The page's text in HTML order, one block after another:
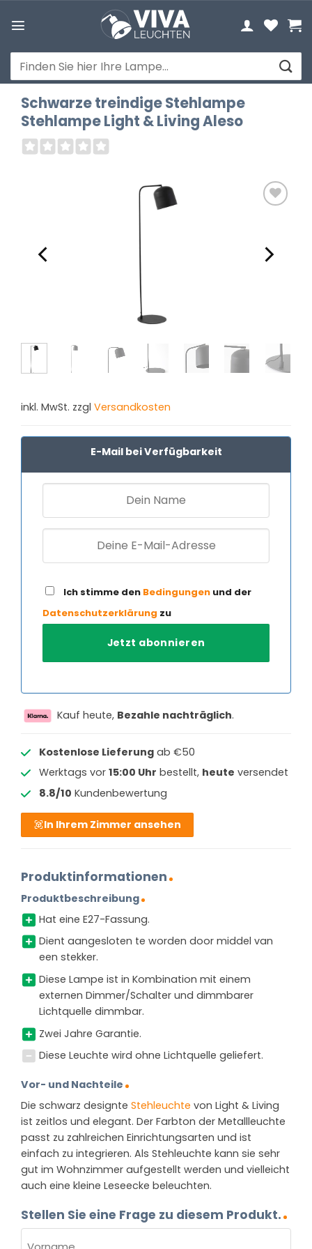
Inhalt
Suchen
nach:
Schwarze treindige Stehlampe
Stehlampe Light & Living Aleso
inkl. MwSt. zzgl Versandkosten
E-Mail bei Verfügbarkeit
Ich stimme den Bedingungen und der
Datenschutzerklärung zu
Kauf heute, Bezahle nachträglich.
Kostenlose Lieferungab €50
Werktags vor 15:00 Uhr bestellt, heute versendet
8.8/10 Kundenbewertung
In Ihrem Zimmer ansehen
Produktinformationen
Produktbeschreibung
Hat eine E27-Fassung.
Dient aangesloten te worden door middel van
een stekker.
Diese Lampe ist in Kombination mit einem
externen Dimmer/Schalter und dimmbarer
Lichtquelle dimmbar.
Zwei Jahre Garantie.
Diese Leuchte wird ohne Lichtquelle geliefert.
Vor- und Nachteile
Die schwarz designte Stehleuchte von Light & Living
ist zeitlos und elegant. Der Farbton der Metallleuchte
passt zu zahlreichen Einrichtungsarten und ist
einfach zu integrieren. Als Stehleuchte kann sie sehr
gut im Wohnzimmer aufgestellt werden und vielleicht
auch eine kleine Leseecke beleuchten.
Stellen Sie eine Frage zu diesem Produkt.